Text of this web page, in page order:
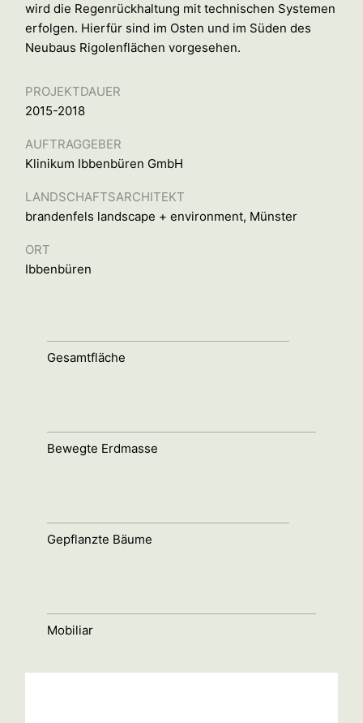
wird die Regenrückhaltung mit technischen Systemen
erfolgen. Hierfür sind im Osten und im Süden des
Neubaus Rigolenflächen vorgesehen.
PROJEKTDAUER
2015-2018
AUFTRAGGEBER
Klinikum Ibbenbüren GmbH
LANDSCHAFTSARCHITEKT
brandenfels landscape + environment, Münster
ORT
Ibbenbüren
Gesamtfläche
Bewegte Erdmasse
Gepflanzte Bäume
Mobiliar